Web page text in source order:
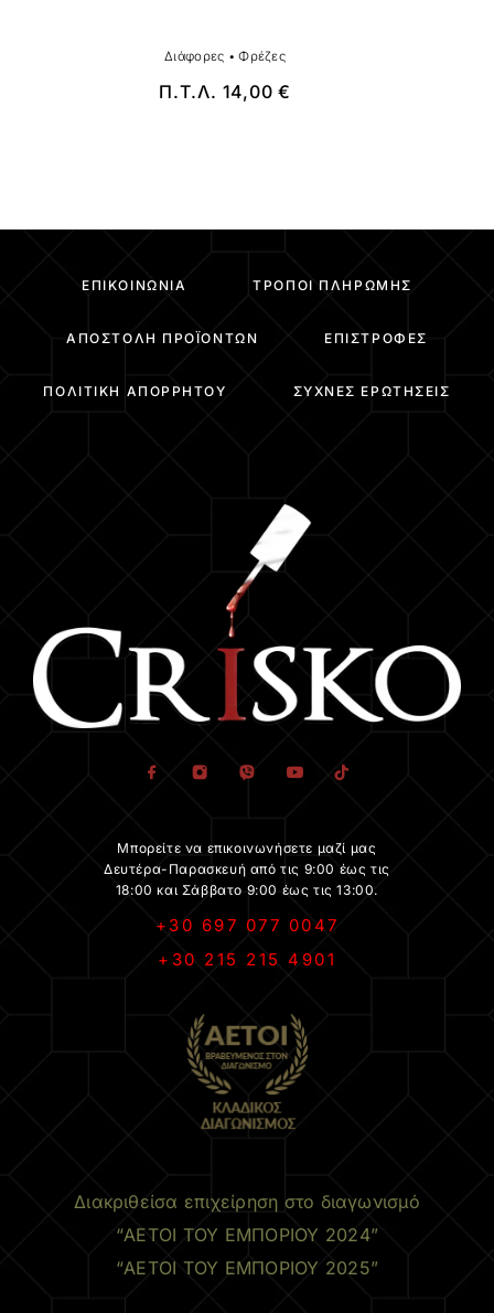
Διάφορες •Φρέζες
Π.Τ.Λ. 14,00€
ΕΠΙΚΟΙΝΩΝΊΑ ΤΡΌΠΟΙ ΠΛΗΡΩΜΉΣ
ΑΠΟΣΤΟΛΉ ΠΡΟΪΌΝΤΩΝ ΕΠΙΣΤΡΟΦΈΣ
ΠΟΛΙΤΙΚΉ ΑΠΟΡΡΉΤΟΥ ΣΥΧΝΈΣ ΕΡΩΤΉΣΕΙΣ
Μπορείτε να επικοινωνήσετε μαζί μας
Δευτέρα-Παρασκευή από τις 9:00 έως τις
18:00 και Σάββατο 9:00 έως τις 13:00.
+30 697 077 0047
+30 215 215 4901
Διακριθείσα επιχείρηση στο διαγωνισμό
“ΑΕΤΟΙ ΤΟΥ ΕΜΠΟΡΙΟΥ 2024”
“ΑΕΤΟΙ ΤΟΥ ΕΜΠΟΡΙΟΥ 2025”